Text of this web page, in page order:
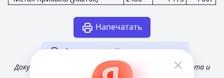
Напечатать
Другая случайная отчетность
Документ получен из открытых источников Росстата и